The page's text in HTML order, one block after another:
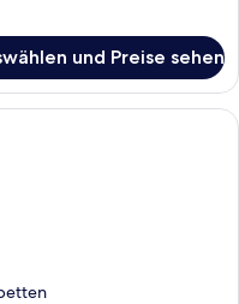
und Preise sehen
Schlafzimmer mit einem großen